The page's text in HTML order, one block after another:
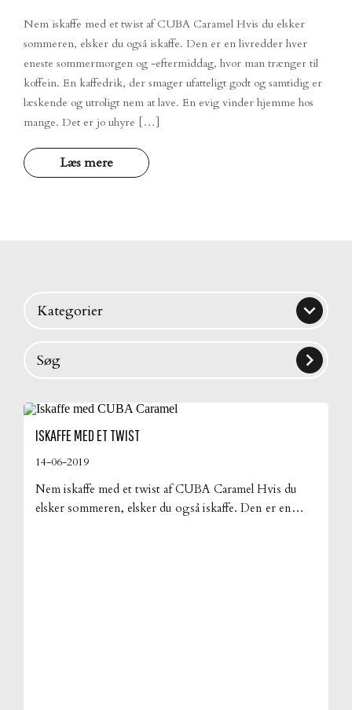
Nem iskaffe med et twist af CUBA Caramel Hvis du elsker
sommeren, elsker du også iskaffe. Den er en livredder hver
eneste sommermorgen og -eftermiddag, hvor man trænger til
koffein. En kaffedrik, der smager ufatteligt godt og samtidig er
læskende og utroligt nem at lave. En evig vinder hjemme hos
mange. Det er jo uhyre […]
Læs mere
Kategorier 
Søg 
ISKAFFE MED ET TWIST
14-06-2019
Nem iskaffe med et twist af CUBA Caramel Hvis du
elsker sommeren, elsker du også iskaffe. Den er en